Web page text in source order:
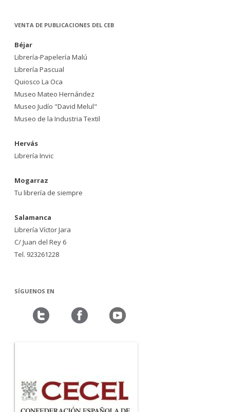
VENTA DE PUBLICACIONES DEL CEB
Béjar
Librería-Papelería Malú
Librería Pascual
Quiosco La Oca
Museo Mateo Hernández
Museo Judío "David Melul"
Museo de la Industria Textil
Hervás
Librería Invic
Mogarraz
Tu librería de siempre
Salamanca
Librería Víctor Jara
C/ Juan del Rey 6
Tel. 923261228
SÍGUENOS EN